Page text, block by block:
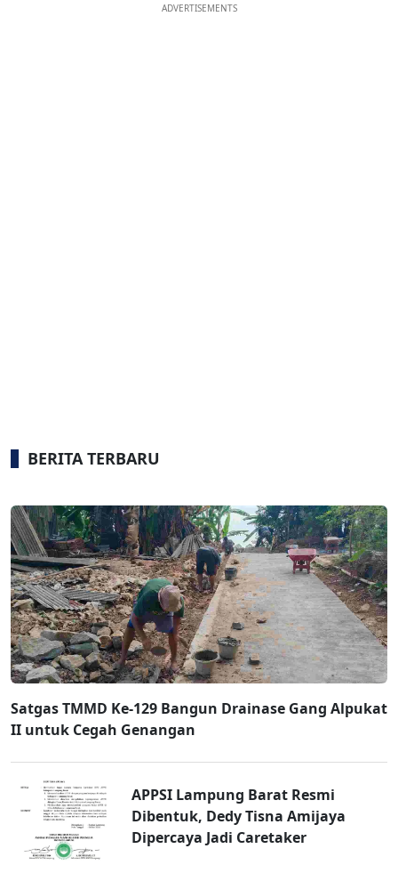
ADVERTISEMENTS
BERITA TERBARU
Satgas TMMD Ke-129 Bangun Drainase Gang Alpukat
II untuk Cegah Genangan
APPSI Lampung Barat Resmi
Dibentuk, Dedy Tisna Amijaya
Dipercaya Jadi Caretaker